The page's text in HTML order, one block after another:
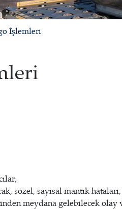
İşlemleri
sözel, sayısal mantık
meydana gelebilecek olay